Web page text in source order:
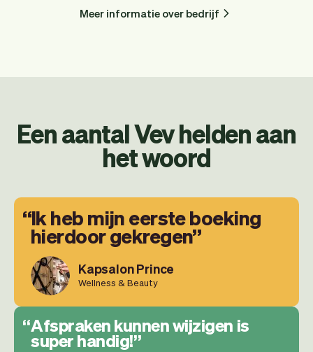
Meer informatie over bedrijf
Een aantal Vev helden aan
het woord
Ik heb mijn eerste boeking
hierdoor gekregen
Kapsalon Prince
Wellness & Beauty
Afspraken kunnen wijzigen is
super handig!